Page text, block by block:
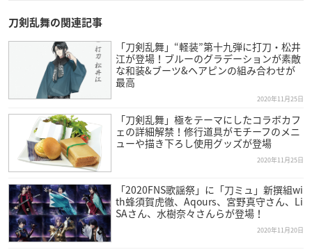
【極(きわめ)】
髭切(ひげきり)の極の姿を一部公開！
「よし、心機一転。君の重宝として頑張るとしようか」(cv.
花江夏樹)#刀剣乱舞 #とうらぶ#極#極の姿pic.twitter.co
m/qmZlm0PXjD
—刀剣乱舞-本丸通信-【公式】 (@tkrb_ht)November 27, 2
020
刀剣乱舞の関連記事
「刀剣乱舞」“軽装”第十九弾に打刀・松井
江が登場！ブルーのグラデーションが素敵
な和装&ブーツ&ヘアピンの組み合わせが
最高
2020年11月25日
「刀剣乱舞」極をテーマにしたコラボカフ
ェの詳細解禁！修行道具がモチーフのメニ
ューや描き下ろし使用グッズが登場
2020年11月25日
「2020FNS歌謡祭」に「刀ミュ」新撰組wi
th蜂須賀虎徹、Aqours、宮野真守さん、Li
SAさん、水樹奈々さんらが登場！
2020年11月20日